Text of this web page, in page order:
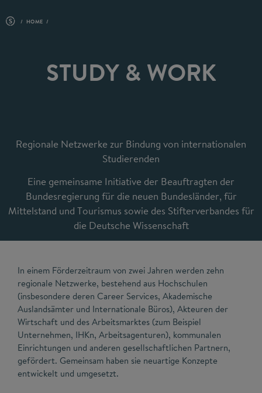
HOME
STUDY & WORK
Regionale Netzwerke zur Bindung von internationalen
Studierenden
Eine gemeinsame Initiative der Beauftragten der
Bundesregierung für die neuen Bundesländer, für
Mittelstand und Tourismus sowie des Stifterverbandes für
die Deutsche Wissenschaft
In einem Förderzeitraum von zwei Jahren werden zehn
regionale Netzwerke, bestehend aus Hochschulen
(insbesondere deren Career Services, Akademische
Auslandsämter und Internationale Büros), Akteuren der
Wirtschaft und des Arbeitsmarktes (zum Beispiel
Unternehmen, IHKn, Arbeitsagenturen), kommunalen
Einrichtungen und anderen gesellschaftlichen Partnern,
gefördert. Gemeinsam haben sie neuartige Konzepte
entwickelt und umgesetzt.